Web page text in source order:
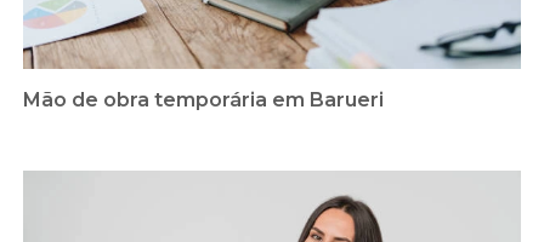
Mão de obra temporária em Barueri